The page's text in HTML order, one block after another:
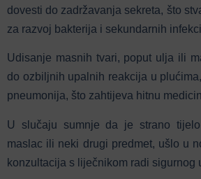
dovesti do zadržavanja sekreta, što
za razvoj bakterija i sekundarnih
Udisanje masnih tvari, poput ulja ili
do ozbiljnih upalnih reakcija u
pneumonija, što zahtijeva hitnu
U slučaju sumnje da je strano
maslac ili neki drugi predmet, ušlo u
konzultacija s liječnikom radi sigurnog